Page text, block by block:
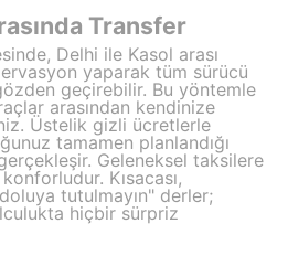
Transfer
Delhi ile Kasol arası
yaparak tüm sürücü
geçirebilir. Bu yöntemle
arasından kendinize
Üstelik gizli ücretlerle
tamamen planlandığı
Geleneksel taksilere
Kısacası,
tutulmayın" derler;
hiçbir sürpriz